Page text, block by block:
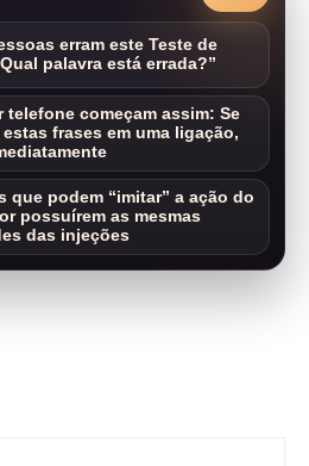
erram este Teste de
palavra está errada?”
telefone começam assim: Se
frases em uma ligação,
que podem “imitar” a ação do
possuírem as mesmas
das injeções